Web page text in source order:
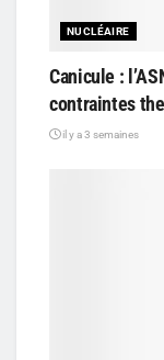
NUCLÉAIRE
Canicule :
contraintes
il y a 3 semaines